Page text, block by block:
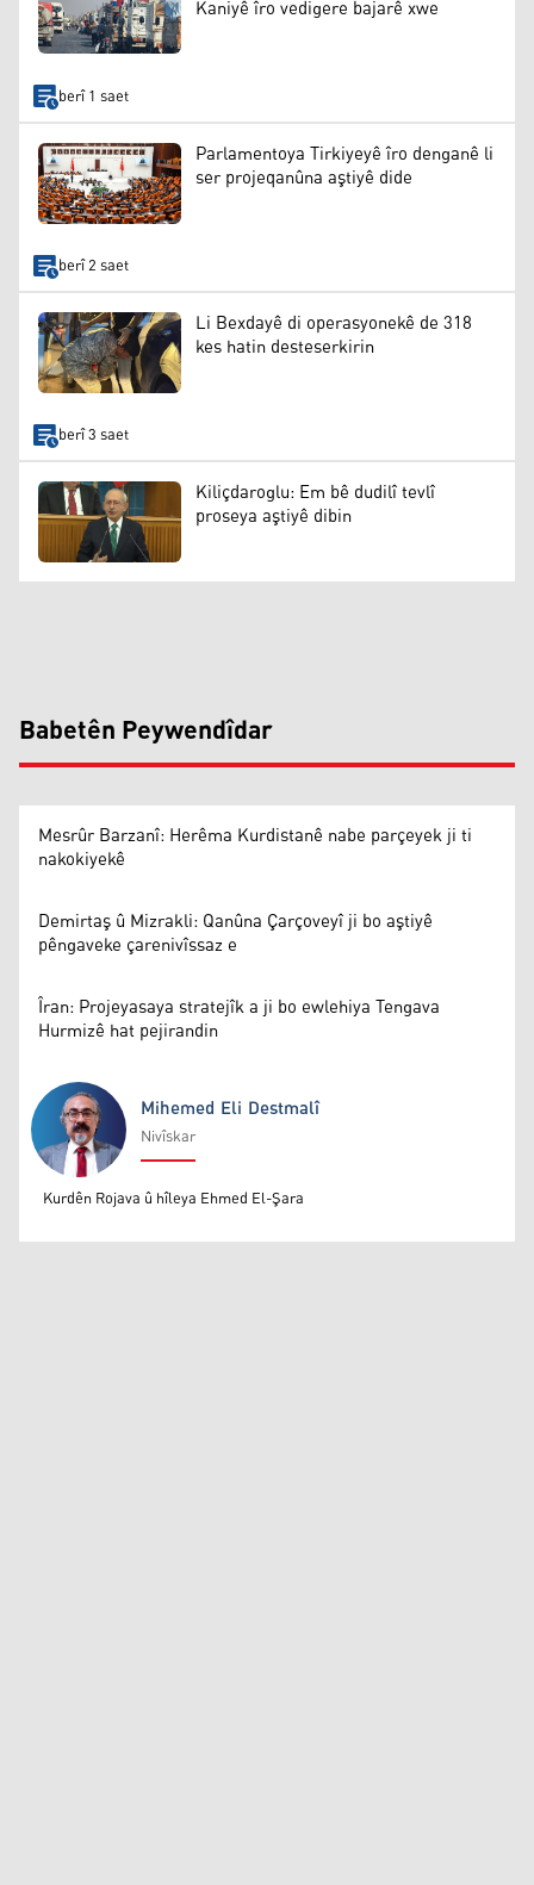
Kaniyê îro vedigere bajarê xwe
berî 1 saet
Parlamentoya Tirkiyeyê îro denganê li
ser projeqanûna aştiyê dide
berî 2 saet
Li Bexdayê di operasyonekê de 318
kes hatin desteserkirin
berî 3 saet
Kiliçdaroglu: Em bê dudilî tevlî
proseya aştiyê dibin
Babetên Peywendîdar
Mesrûr Barzanî: Herêma Kurdistanê nabe parçeyek ji ti
nakokiyekê
Demirtaş û Mizrakli: Qanûna Çarçoveyî ji bo aştiyê
pêngaveke çarenivîssaz e
Îran: Projeyasaya stratejîk a ji bo ewlehiya Tengava
Hurmizê hat pejirandin
Mihemed Eli Destmalî
Mihemed Eli Destmalî
Nivîskar
Kurdên Rojava û hîleya Ehmed El-Şara